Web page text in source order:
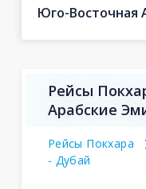
Юго-Восточная
Рейсы
Арабские
Рейсы Покхара
- Дубай